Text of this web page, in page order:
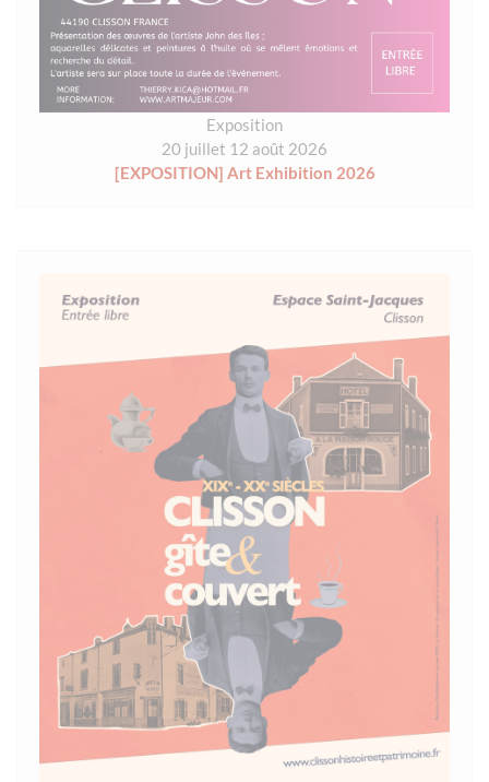
Exposition
20 juillet 12 août 2026
[EXPOSITION] Art Exhibition 2026